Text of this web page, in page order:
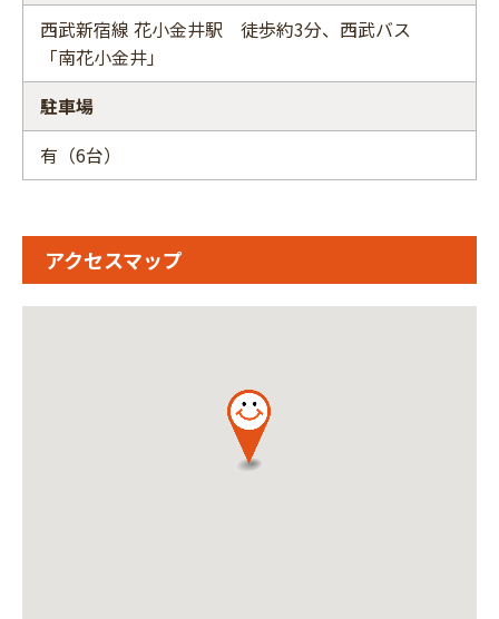
西武新宿線 花小金井駅 徒歩約3分、西武バス
「南花小金井」
駐車場
有（6台）
アクセスマップ